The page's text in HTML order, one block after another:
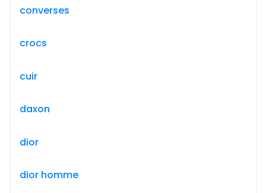
converses
crocs
cuir
daxon
dior
dior homme